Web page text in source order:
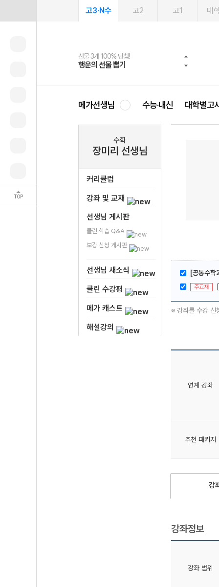
TOP
고3·N수 고2 고1 대
선물 3개 100% 당첨!
행운의 선물 뽑기
선물 100% 증정!
메가스터디 X 올리브
여름방학 스터디 캐시백
메가런 썸머스쿨
2027 러셀 단과
강사 공개선발
스마트러닝앱
설문 EVENT
메가패스
3일 무료 체험권
메가패스 수강생 무료혜택!
메가클럽 멤버십
사회공헌 캠페인
희망이룸 메가나눔
메가선생님 수능·내신 대학별고
수학
장미리 선생님
커리큘럼
강좌 및 교재
선생님 게시판
클린 학습 Q&A
보강 신청 게시판
선생님 새소식
클린 수강평
메가 캐스트
해설강의
[공통수학
주교재
※ 강좌를 수강 신
연계 강좌
추천 패키지
강
강좌정보
강좌 범위